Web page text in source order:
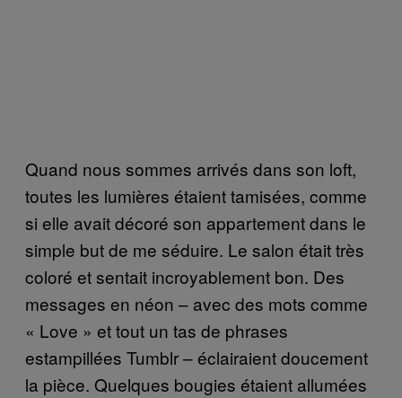
Quand nous sommes arrivés dans son loft,
toutes les lumières étaient tamisées, comme
si elle avait décoré son appartement dans le
simple but de me séduire. Le salon était très
coloré et sentait incroyablement bon. Des
messages en néon – avec des mots comme
« Love » et tout un tas de phrases
estampillées Tumblr – éclairaient doucement
la pièce. Quelques bougies étaient allumées